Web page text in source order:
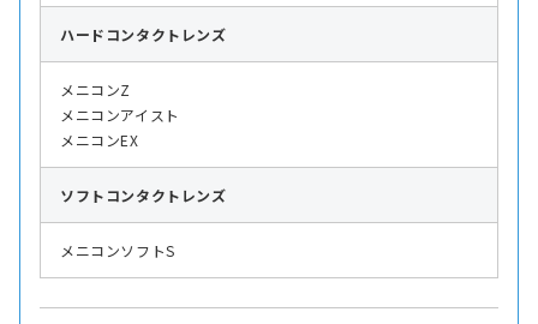
ハード コンタクトレンズ
メニコンZ
メニコンアイスト
メニコンEX
ソフト コンタクトレンズ
メニコンソフトS